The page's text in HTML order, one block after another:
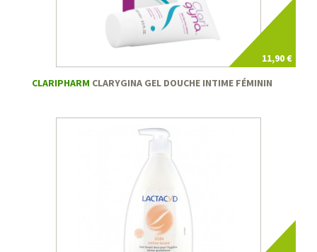
11,90 €
CLARIPHARM CLARYGINA GEL DOUCHE INTIME FÉMININ